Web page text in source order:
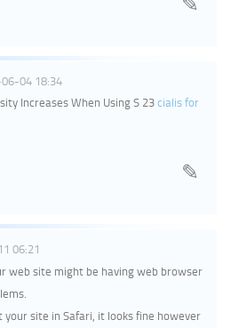
04 18:34
Increases When Using S 23 cialis for
06:21
web site might be having web browser
your site in Safari, it looks fine however